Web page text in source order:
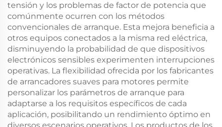
tensión y los problemas de factor de potencia que
comúnmente ocurren con los métodos
convencionales de arranque. Esta mejora beneficia a
otros equipos conectados a la misma red eléctrica,
disminuyendo la probabilidad de que dispositivos
electrónicos sensibles experimenten interrupciones
operativas. La flexibilidad ofrecida por los fabricantes
de arrancadores suaves para motores permite
personalizar los parámetros de arranque para
adaptarse a los requisitos específicos de cada
aplicación, posibilitando un rendimiento óptimo en